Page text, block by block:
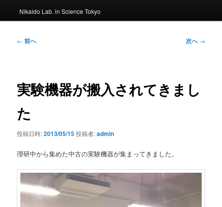
ュ
Nikaido Lab. in Science Tokyo
投
ゲ
ー
ョ
ン
← 前へ 次へ→
実験機器が搬入されてきまし
た
投稿日時:2013/05/15投稿者:admin
理研中から集めた中古の実験機器が集まってきました。